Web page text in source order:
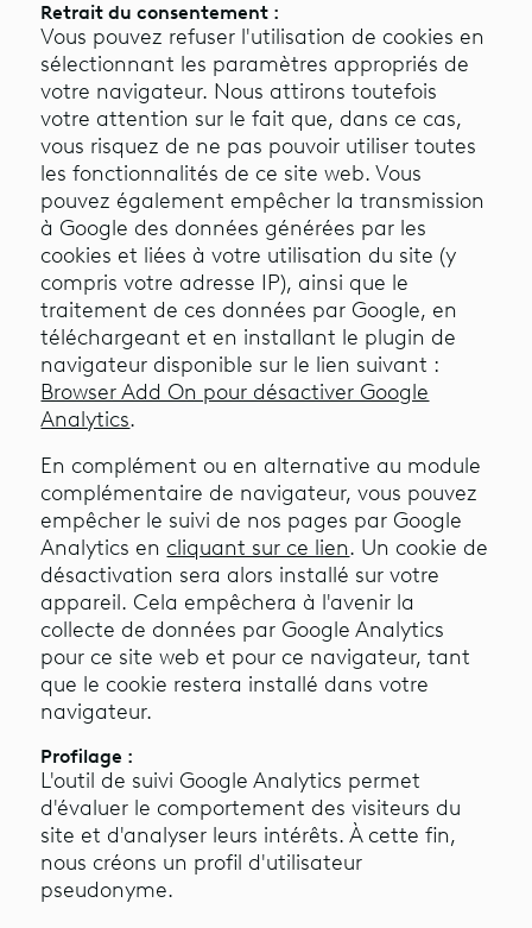
Retrait du consentement :
Vous pouvez refuser l'utilisation de cookies en
sélectionnant les paramètres appropriés de
votre navigateur. Nous attirons toutefois
votre attention sur le fait que, dans ce cas,
vous risquez de ne pas pouvoir utiliser toutes
les fonctionnalités de ce site web. Vous
pouvez également empêcher la transmission
à Google des données générées par les
cookies et liées à votre utilisation du site (y
compris votre adresse IP), ainsi que le
traitement de ces données par Google, en
téléchargeant et en installant le plugin de
navigateur disponible sur le lien suivant :
Browser Add On pour désactiver Google
Analytics.
En complément ou en alternative au module
complémentaire de navigateur, vous pouvez
empêcher le suivi de nos pages par Google
Analytics en cliquant sur ce lien. Un cookie de
désactivation sera alors installé sur votre
appareil. Cela empêchera à l'avenir la
collecte de données par Google Analytics
pour ce site web et pour ce navigateur, tant
que le cookie restera installé dans votre
navigateur.
Profilage :
L'outil de suivi Google Analytics permet
d'évaluer le comportement des visiteurs du
site et d'analyser leurs intérêts. À cette fin,
nous créons un profil d'utilisateur
pseudonyme.